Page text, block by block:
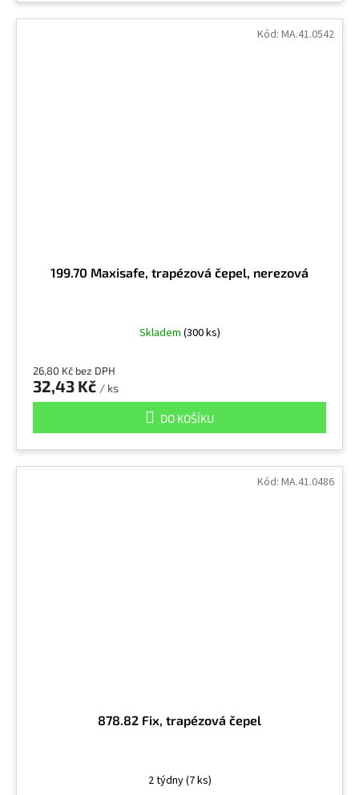
199.70 Maxisafe, trapézová čepel, nerezová
Skladem (300 ks)
26,80 Kč bez DPH
32,43 Kč / ks
DO KOŠÍKU
Kód: MA.41.0542
878.82 Fix, trapézová čepel
2 týdny(7 ks)
Kód: MA.41.0486